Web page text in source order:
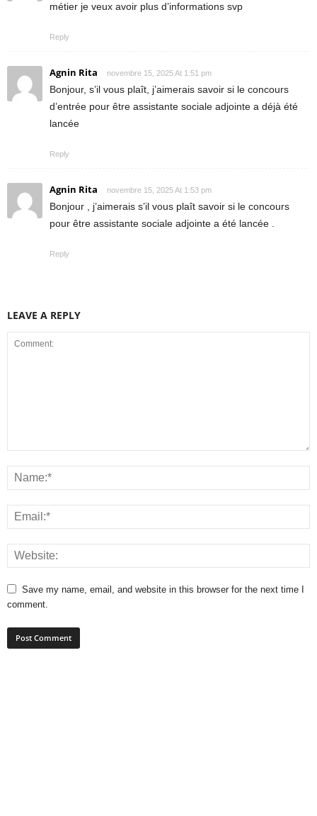
métier je veux avoir plus d’informations svp
Reply
Agnin Rita novembre 15, 2025 At 1:51 pm
Bonjour, s’il vous plaît, j’aimerais savoir si le concours
d’entrée pour être assistante sociale adjointe a déjà été
lancée
Reply
Agnin Rita novembre 15, 2025 At 1:53 pm
Bonjour , j’aimerais s’il vous plaît savoir si le concours
pour être assistante sociale adjointe a été lancée .
Reply
LEAVE A REPLY
Save my name, email, and website in this browser for the next time I
comment.